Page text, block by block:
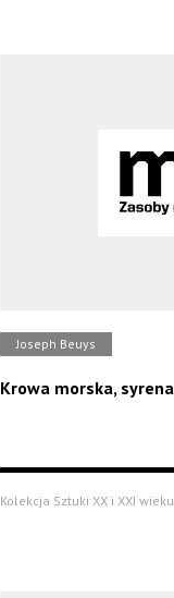
Joseph Beuys
Krowa morska,
Kolekcja Sztuki XX i XXI wieku